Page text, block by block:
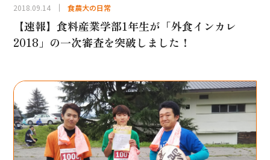
2018.09.14 食農大の日常
【速報】食料産業学部1年生が「外食インカレ
2018」の一次審査を突破しました！